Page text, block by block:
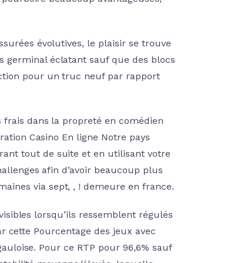
évolutives, le plaisir se trouve
germinal éclatant sauf que des blocs
pour un truc neuf par rapport
frais dans la propreté en comédien
Casino En ligne Notre pays
tout de suite et en utilisant votre
afin d’avoir beaucoup plus
via sept, , ! demeure en france.
lorsqu’ils ressemblent régulés
cette Pourcentage des jeux avec
Pour ce RTP pour 96,6% sauf